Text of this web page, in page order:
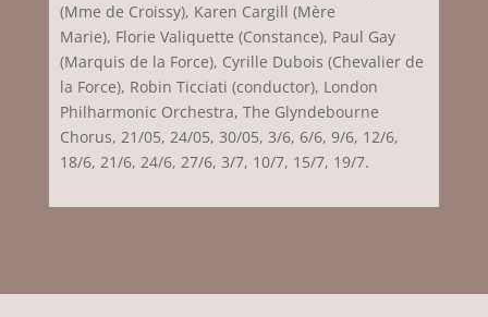
(Mme de Croissy), Karen Cargill (Mère
Marie), Florie Valiquette (Constance), Paul Gay
(Marquis de la Force), Cyrille Dubois (Chevalier de
la Force), Robin Ticciati (conductor), London
Philharmonic Orchestra, The Glyndebourne
Chorus, 21/05, 24/05, 30/05, 3/6, 6/6, 9/6, 12/6,
18/6, 21/6, 24/6, 27/6, 3/7, 10/7, 15/7, 19/7.